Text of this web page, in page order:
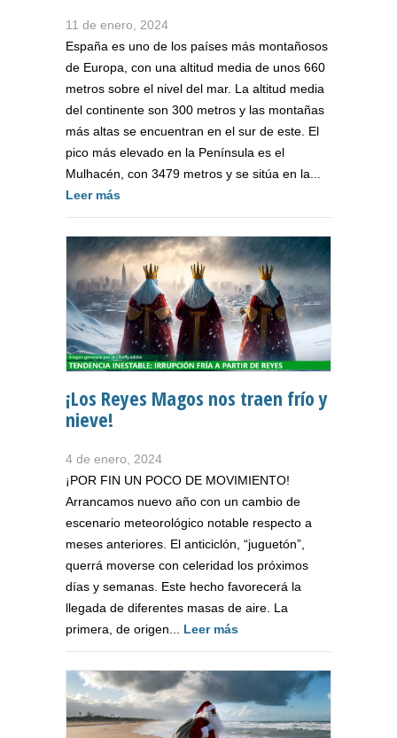
11 de enero, 2024
España es uno de los países más montañosos
de Europa, con una altitud media de unos 660
metros sobre el nivel del mar. La altitud media
del continente son 300 metros y las montañas
más altas se encuentran en el sur de este. El
pico más elevado en la Península es el
Mulhacén, con 3479 metros y se sitúa en la...
Leer más
¡Los Reyes Magos nos traen frío y
nieve!
4 de enero, 2024
¡POR FIN UN POCO DE MOVIMIENTO!
Arrancamos nuevo año con un cambio de
escenario meteorológico notable respecto a
meses anteriores. El anticiclón, “juguetón”,
querrá moverse con celeridad los próximos
días y semanas. Este hecho favorecerá la
llegada de diferentes masas de aire. La
primera, de origen... Leer más